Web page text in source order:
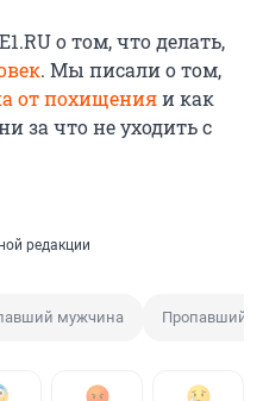
о том, что делать,
. Мы писали о том,
от похищенияи как
за что не уходить с
редакции
мужчина Пропавший